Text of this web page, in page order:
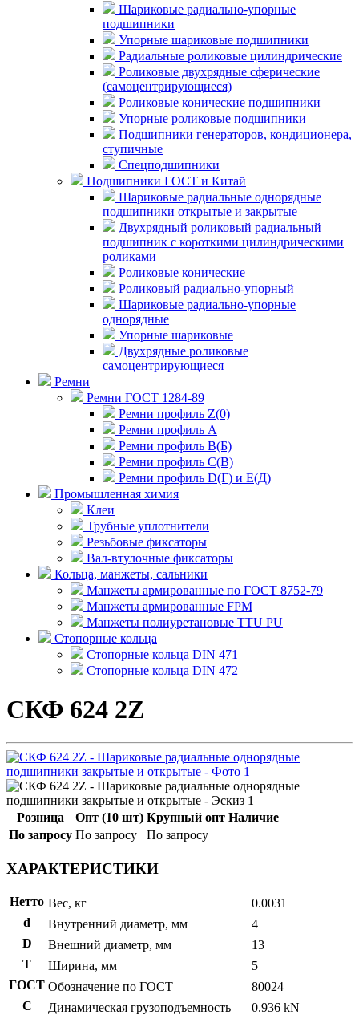
Шариковые радиально-упорные
подшипники
Упорные шариковые подшипники
Радиальные роликовые цилиндрические
Роликовые двухрядные сферические
(самоцентрирующиеся)
Роликовые конические подшипники
Упорные роликовые подшипники
Подшипники генераторов, кондиционера,
ступичные
Спецподшипники
Подшипники ГОСТ и Китай
Шариковые радиальные однорядные
подшипники открытые и закрытые
Двухрядный роликовый радиальный
подшипник с короткими цилиндрическими
роликами
Роликовые конические
Роликовый радиально-упорный
Шариковые радиально-упорные
однорядные
Упорные шариковые
Двухрядные роликовые
самоцентрирующиеся
Ремни
Ремни ГОСТ 1284-89
Ремни профиль Z(0)
Ремни профиль А
Ремни профиль В(Б)
Ремни профиль С(В)
Ремни профиль D(Г) и E(Д)
Промышленная химия
Клеи
Трубные уплотнители
Резьбовые фиксаторы
Вал-втулочные фиксаторы
Кольца, манжеты, сальники
Манжеты армированные по ГОСТ 8752-79
Манжеты армированные FPM
Манжеты полиуретановые TTU PU
Стопорные кольца
Стопорные кольца DIN 471
Стопорные кольца DIN 472
СКФ 624 2Z
Розница Опт (10 шт) Крупный опт Наличие
По запросу По запросу По запросу
ХАРАКТЕРИСТИКИ
Нетто Вес, кг
0.0031
d
Внутренний диаметр, мм
4
D
Внешний диаметр, мм
13
T
Ширина, мм
5
ГОСТ Обозначение по ГОСТ
80024
C
Динамическая грузоподъемность
0.936 kN